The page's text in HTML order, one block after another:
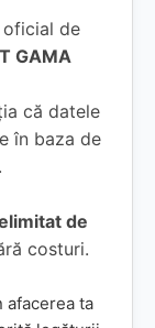
de
GAMA
că datele
în baza de
de
costuri.
afacerea ta